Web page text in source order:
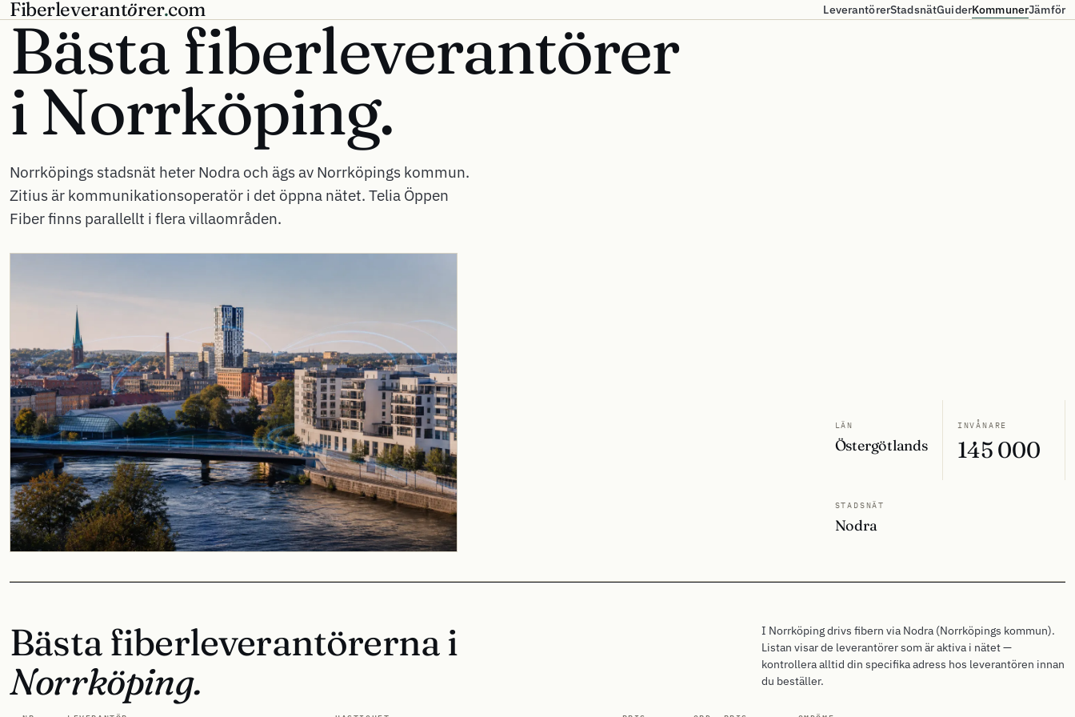
Fiberleverantörer.com LeverantörerStadsnätGuiderKommunerJämför
Bästa fiberleverantörer
iNorrköping.
Norrköpings stadsnät heter Nodra och ägs av Norrköpings kommun.
Zitius är kommunikationsoperatör i det öppna nätet. Telia Öppen
Fiber finns parallellt i flera villaområden.
LÄN
Östergötlands
INVÅNARE
145 000
STADSNÄT
Nodra
Bästa fiberleverantörerna i
Norrköping.
I Norrköping drivs fibern via Nodra (Norrköpings kommun).
Listan visar de leverantörer som är aktiva i nätet —
kontrollera alltid din specifika adress hos leverantören innan
du beställer.